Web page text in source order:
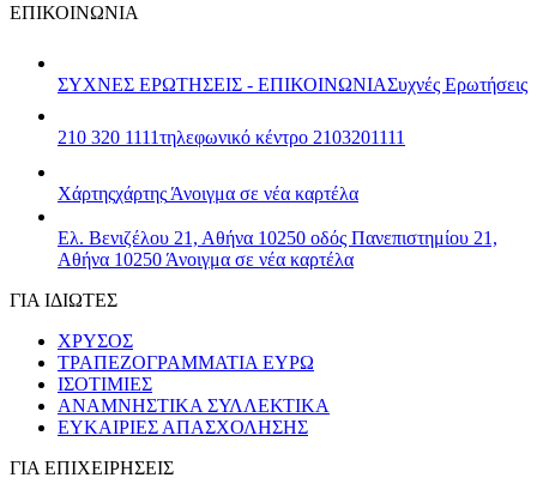
ΕΠΙΚΟΙΝΩΝΙΑ
ΣΥΧΝΕΣ ΕΡΩΤΗΣΕΙΣ - ΕΠΙΚΟΙΝΩΝΙΑΣυχνές Ερωτήσεις
210 320 1111τηλεφωνικό κέντρο 2103201111
Χάρτηςχάρτης Άνοιγμα σε νέα καρτέλα
Ελ. Βενιζέλου 21, Αθήνα 10250 οδός Πανεπιστημίου 21,
Αθήνα 10250 Άνοιγμα σε νέα καρτέλα
ΓΙΑ ΙΔΙΩΤΕΣ
ΧΡΥΣΟΣ
ΤΡΑΠΕΖΟΓΡΑΜΜΑΤΙΑ ΕΥΡΩ
ΙΣΟΤΙΜΙΕΣ
ΑΝΑΜΝΗΣΤΙΚΑ ΣΥΛΛΕΚΤΙΚΑ
ΕΥΚΑΙΡΙΕΣ ΑΠΑΣΧΟΛΗΣΗΣ
ΓΙΑ ΕΠΙΧΕΙΡΗΣΕΙΣ